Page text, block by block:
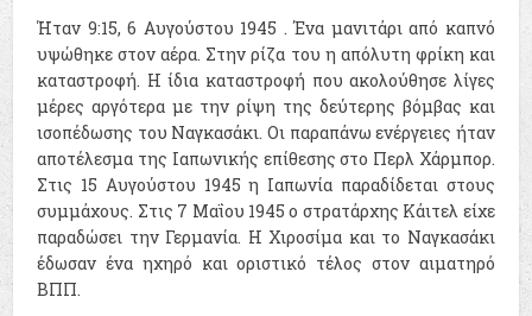
Ήταν 9:15,6 Αυγούστου 1945 . Ένα μανιτάρι από καπνό
υψώθηκε στον αέρα. Στην ρίζα του η απόλυτη φρίκη και
καταστροφή. Η ίδια καταστροφή που ακολούθησε λίγες
μέρες αργότερα με την ρίψη της δεύτερης βόμβας και
ισοπέδωσης του Ναγκασάκι. Οι παραπάνω ενέργειες ήταν
αποτέλεσμα της Ιαπωνικής επίθεσης στο Περλ Χάρμπορ.
Στις 15 Αυγούστου 1945 η Ιαπωνία παραδίδεται στους
συμμάχους. Στις 7 Μαΐου 1945 ο στρατάρχης Κάιτελ είχε
παραδώσει την Γερμανία. Η Χιροσίμα και το Ναγκασάκι
έδωσαν ένα ηχηρό και οριστικό τέλος στον αιματηρό
ΒΠΠ.